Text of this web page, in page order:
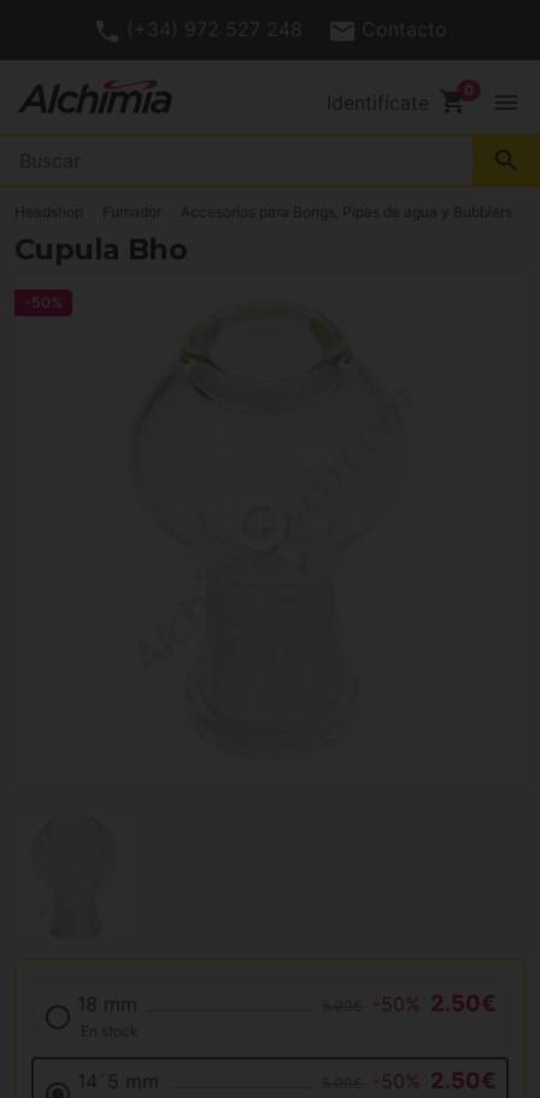
(+34) 972 527 248 Contacto
Identifícate shopping_cart menu
search
Headshop Fumador Accesorios para Bongs, Pipas de agua y Bubblers
Cupula Bho
-50%
18 mm -50% 2.50€
En stock
14´5 mm -50% 2.50€